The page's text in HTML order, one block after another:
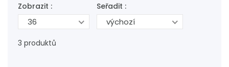
Zobrazit :
36
Seřadit :
výchozí
3 produktů